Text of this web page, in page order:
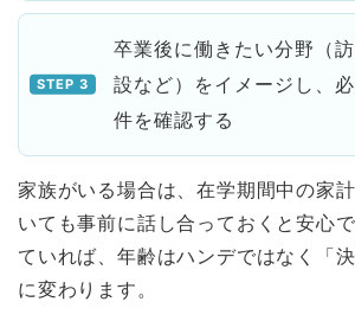
卒業後に働きたい分野（
設など）をイメージし、
件を確認する
家族がいる場合は、在学期間中の家
いても事前に話し合っておくと安心
ていれば、年齢はハンデではなく「決
に変わります。